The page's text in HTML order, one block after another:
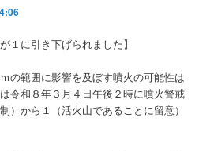
１に引き下げられました】
の範囲に影響を及ぼす噴火の可能性は
令和８年３月４日午後２時に噴火警戒
）から１（活火山であることに留意）